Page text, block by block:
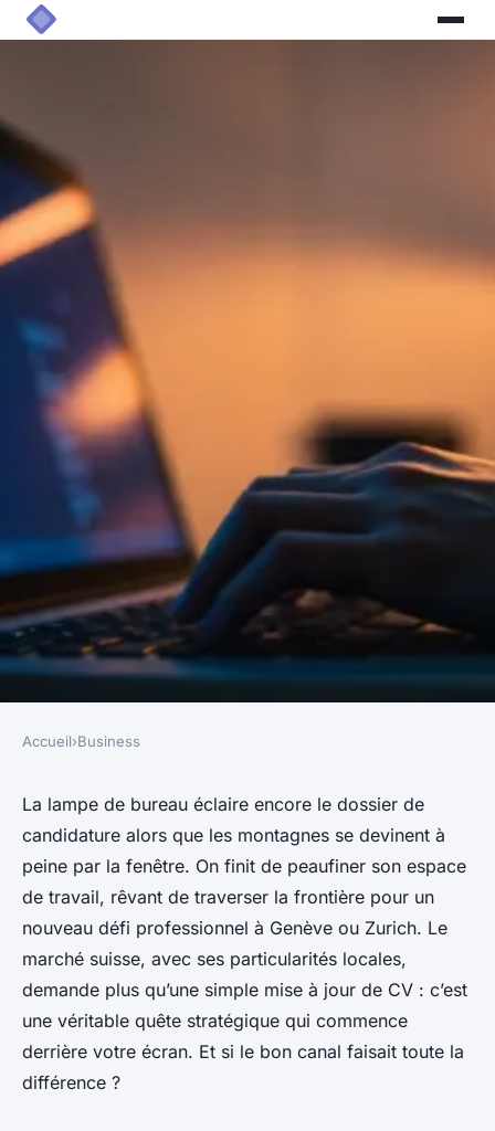
10 astuces pour dénicher des
offres d'emploi en Suisse
Meissa•14/04/2026 12:54•12 min de lecture
Accueil›Business
La lampe de bureau éclaire encore le dossier de
candidature alors que les montagnes se devinent à
peine par la fenêtre. On finit de peaufiner son espace
de travail, rêvant de traverser la frontière pour un
nouveau défi professionnel à Genève ou Zurich. Le
marché suisse, avec ses particularités locales,
demande plus qu’une simple mise à jour de CV : c’est
une véritable quête stratégique qui commence
derrière votre écran. Et si le bon canal faisait toute la
différence ?